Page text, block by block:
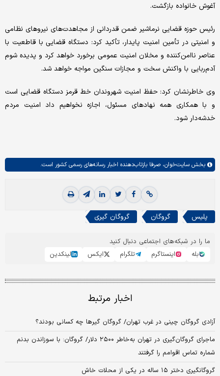
آغوش خانواده بازگشت.
رئیس حوزه قضایی نرماشیر ضمن قدردانی از مجاهدت‌های نیروهای نظامی
و امنیتی در تأمین امنیت پایدار، تأکید کرد: دستگاه قضایی با قاطعیت با
عناصر ناامن‌کننده و مخلان امنیت عمومی برخورد خواهد کرد و پدیده شوم
آدم‌ربایی با واکنش سخت و مجازات سنگین مواجه خواهد شد.
وی خاطرنشان کرد: حفظ امنیت شهروندان خط قرمز دستگاه قضایی است
و با همکاری همه نهادهای مسئول، اجازه نخواهیم داد امنیت مردم
خدشه‌دار شود.
بخش سایت‌خوان، صرفا بازتاب‌دهنده اخبار رسانه‌های رسمی کشور است.
پلیس گروگان گروگان گیری
ما را در شبکه‌های اجتماعی دنبال کنید
بله
اینستاگرم تلگرام ایکس لینکدین
اخبار مرتبط
آزادی گروگان چینی در غرب تهران/ گروگان گیرها چه کسانی بودند؟
ماجرای گروگان‌گیری در تهران به‌خاطر ۲۵۰۰ دلار/ گروگان: با سوزاندن بدنم
شماره تماس اقوامم را گرفتند
گروگانگیری دختر ۱۵ ساله در یکی از محلات خاش